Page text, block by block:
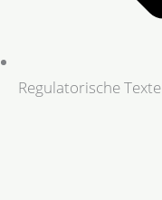
Regulatorische Texte